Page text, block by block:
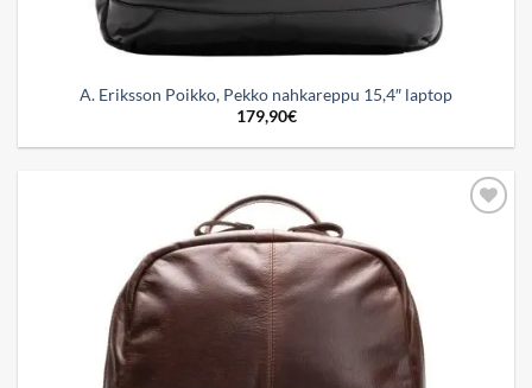
A. Eriksson Poikko, Pekko nahkareppu 15,4″ laptop
179,90€